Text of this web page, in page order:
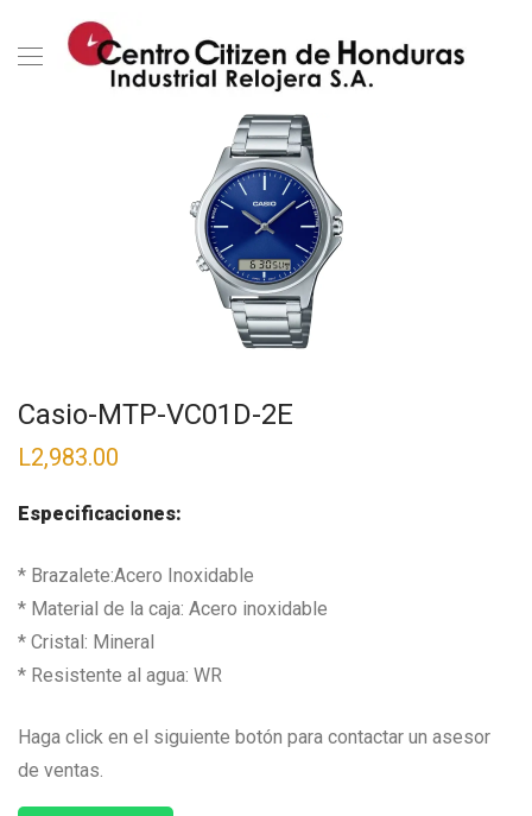
Casio-MTP-VC01D-2E
L2,983.00
Especificaciones:
* Brazalete:Acero Inoxidable
* Material de la caja: Acero inoxidable
* Cristal: Mineral
* Resistente al agua: WR
Haga click en el siguiente botón para contactar un asesor
de ventas.